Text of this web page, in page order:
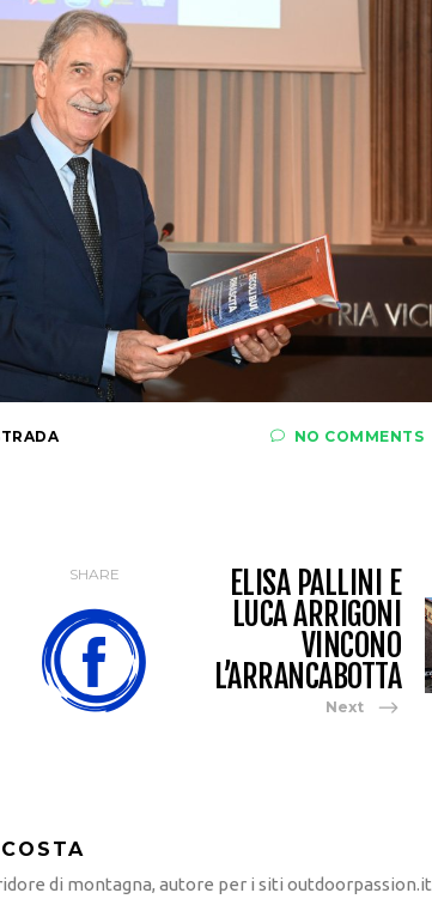
NO COMMENTS
SHARE
ELISA PALLINI E
LUCA ARRIGONI
VINCONO
L’ARRANCABOTTA
Next
di montagna, autore per i siti outdoorpassion.it